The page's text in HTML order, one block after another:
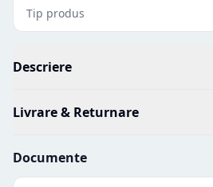
Tip produs
Descriere
Livrare & Returnare
Documente